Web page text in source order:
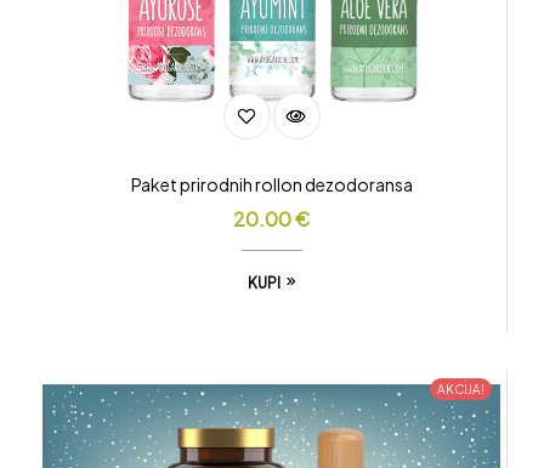
Paket prirodnih rollon dezodoransa
20.00€
KUPI
AKCIJA!